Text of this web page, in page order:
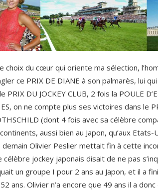
choix du cœur qui oriente ma sélection,
ce PRIX DE DIANE à son palmarès, lui
PRIX DU JOCKEY CLUB, 2 fois la POULE
on ne compte plus ses victoires dans le
(dont 4 fois avec sa célèbre
aussi bien au Japon, qu’aux Etats-
demain Olivier Peslier mettait fin à cette
célèbre jockey japonais disait de ne pas
un groupe I pour 2 ans au Japon, et il a
ans. Olivier n’a encore que 49 ans il a